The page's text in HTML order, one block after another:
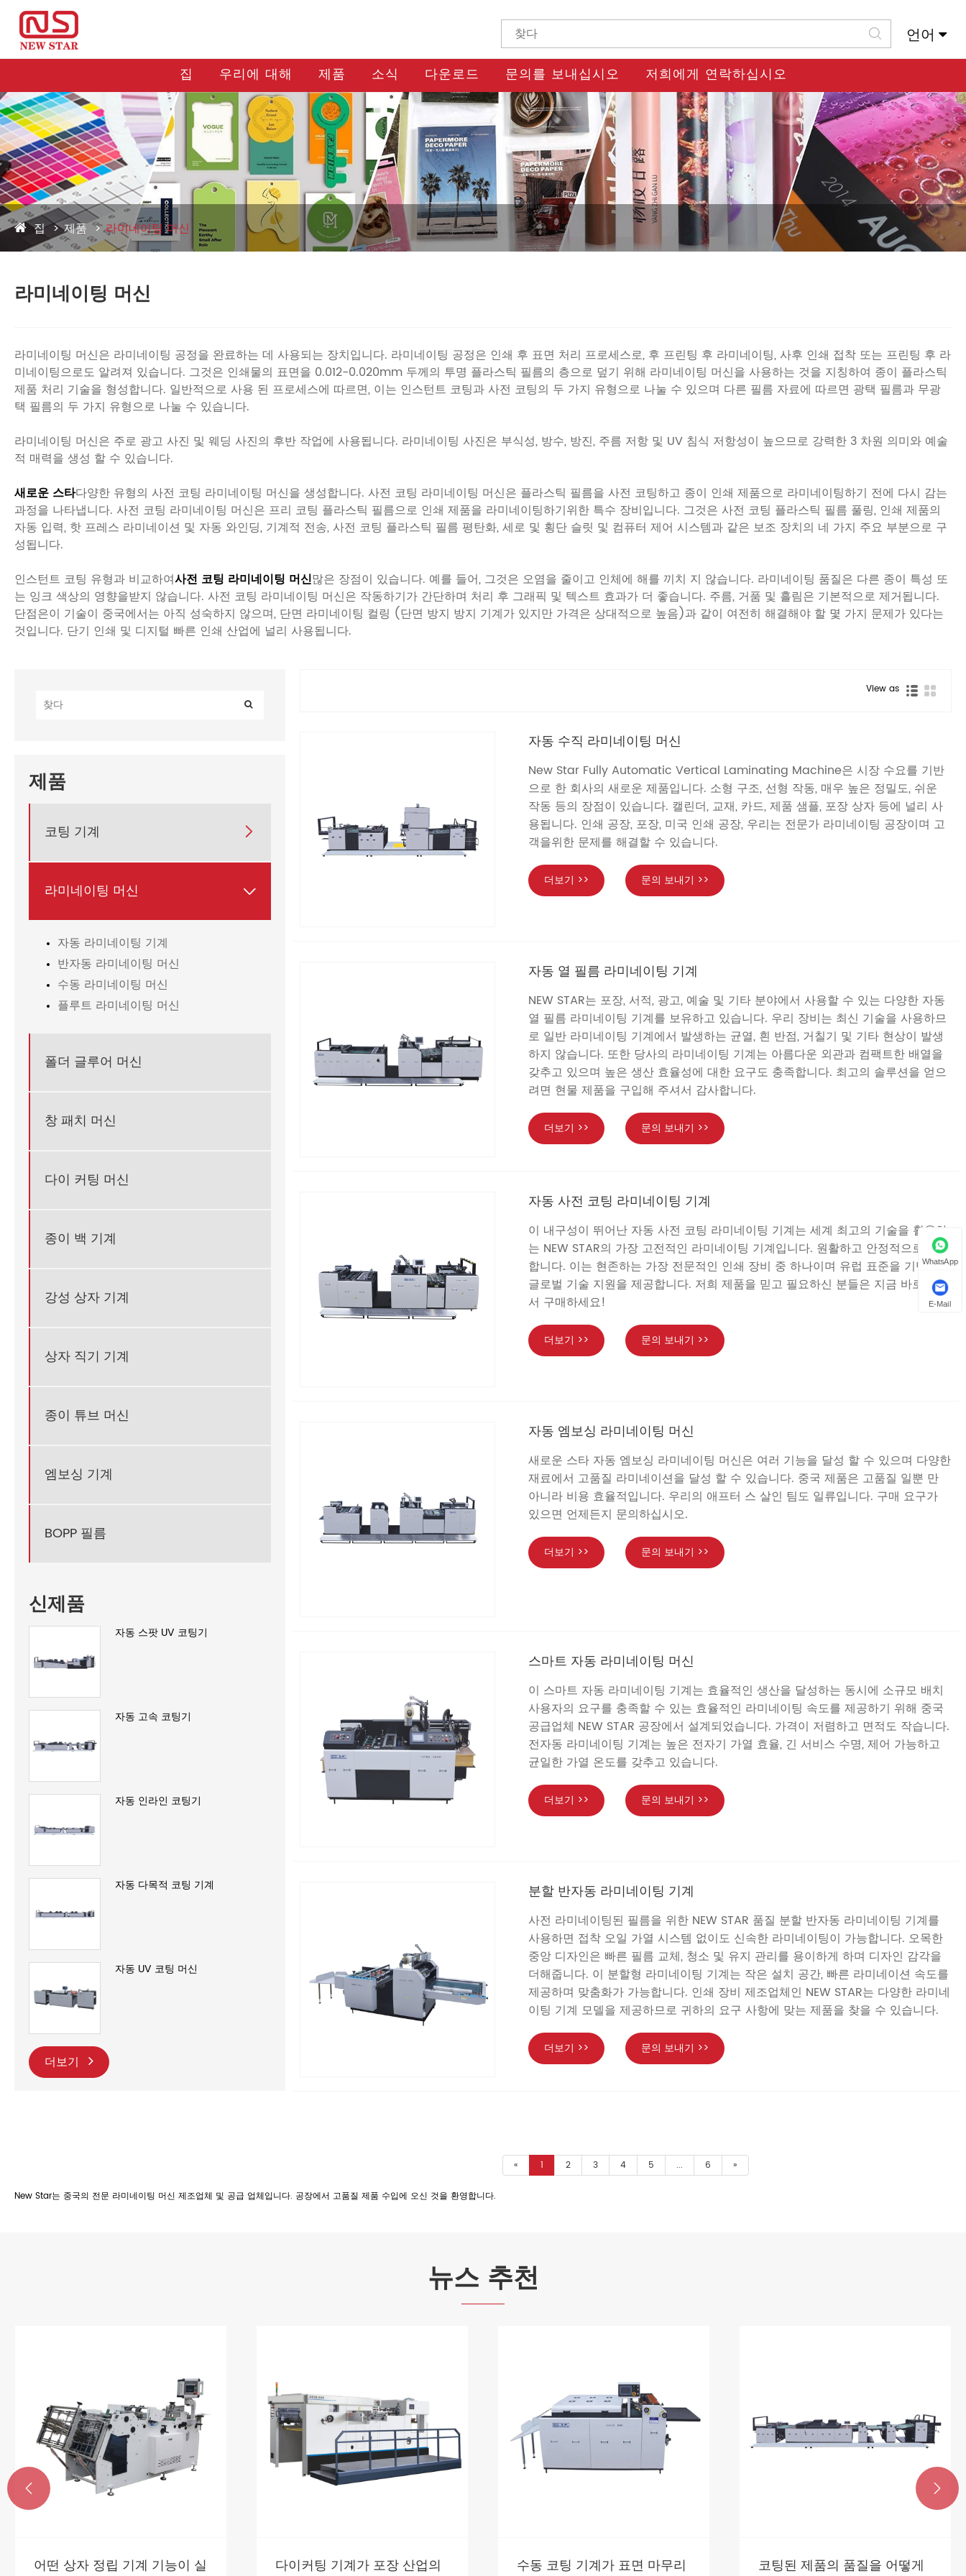
언어
집 우리에 대해 제품 소식 다운로드 문의를 보내십시오 저희에게 연락하십시오
집 제품 라미네이팅 머신
라미네이팅 머신
라미네이팅 머신은 라미네이팅 공정을 완료하는 데 사용되는 장치입니다. 라미네이팅 공정은 인쇄 후 표면 처리 프로세스로, 후 프린팅 후 라미네이팅, 사후 인쇄 접착 또는 프린팅 후 라
미네이팅으로도 알려져 있습니다. 그것은 인쇄물의 표면을 0.012-0.020mm 두께의 투명 플라스틱 필름의 층으로 덮기 위해 라미네이팅 머신을 사용하는 것을 지칭하여 종이 플라스틱
제품 처리 기술을 형성합니다. 일반적으로 사용 된 프로세스에 따르면, 이는 인스턴트 코팅과 사전 코팅의 두 가지 유형으로 나눌 수 있으며 다른 필름 자료에 따르면 광택 필름과 무광
택 필름의 두 가지 유형으로 나눌 수 있습니다.
라미네이팅 머신은 주로 광고 사진 및 웨딩 사진의 후반 작업에 사용됩니다. 라미네이팅 사진은 부식성, 방수, 방진, 주름 저항 및 UV 침식 저항성이 높으므로 강력한 3 차원 의미와 예술
적 매력을 생성 할 수 있습니다.
새로운 스타다양한 유형의 사전 코팅 라미네이팅 머신을 생성합니다. 사전 코팅 라미네이팅 머신은 플라스틱 필름을 사전 코팅하고 종이 인쇄 제품으로 라미네이팅하기 전에 다시 감는
과정을 나타냅니다. 사전 코팅 라미네이팅 머신은 프리 코팅 플라스틱 필름으로 인쇄 제품을 라미네이팅하기위한 특수 장비입니다. 그것은 사전 코팅 플라스틱 필름 풀링, 인쇄 제품의
자동 입력, 핫 프레스 라미네이션 및 자동 와인딩, 기계적 전송, 사전 코팅 플라스틱 필름 평탄화, 세로 및 횡단 슬릿 및 컴퓨터 제어 시스템과 같은 보조 장치의 네 가지 주요 부분으로 구
성됩니다.
인스턴트 코팅 유형과 비교하여사전 코팅 라미네이팅 머신많은 장점이 있습니다. 예를 들어, 그것은 오염을 줄이고 인체에 해를 끼치 지 않습니다. 라미네이팅 품질은 다른 종이 특성 또
는 잉크 색상의 영향을받지 않습니다. 사전 코팅 라미네이팅 머신은 작동하기가 간단하며 처리 후 그래픽 및 텍스트 효과가 더 좋습니다. 주름, 거품 및 흘림은 기본적으로 제거됩니다.
단점은이 기술이 중국에서는 아직 성숙하지 않으며, 단면 라미네이팅 컬링 (단면 방지 방지 기계가 있지만 가격은 상대적으로 높음)과 같이 여전히 해결해야 할 몇 가지 문제가 있다는
것입니다. 단기 인쇄 및 디지털 빠른 인쇄 산업에 널리 사용됩니다.
제품
코팅 기계 
라미네이팅 머신 
자동 라미네이팅 기계
반자동 라미네이팅 머신
수동 라미네이팅 머신
플루트 라미네이팅 머신
폴더 글루어 머신
창 패치 머신
다이 커팅 머신
종이 백 기계
강성 상자 기계
상자 직기 기계
종이 튜브 머신
엠보싱 기계
BOPP 필름
신제품
자동 스팟 UV 코팅기
자동 고속 코팅기
자동 인라인 코팅기
자동 다목적 코팅 기계
자동 UV 코팅 머신
더보기
View as
자동 수직 라미네이팅 머신
New Star Fully Automatic Vertical Laminating Machine은 시장 수요를 기반
으로 한 회사의 새로운 제품입니다. 소형 구조, 선형 작동, 매우 높은 정밀도, 쉬운
작동 등의 장점이 있습니다. 캘린더, 교재, 카드, 제품 샘플, 포장 상자 등에 널리 사
용됩니다. 인쇄 공장, 포장, 미국 인쇄 공장, 우리는 전문가 라미네이팅 공장이며 고
객을위한 문제를 해결할 수 있습니다.
더보기 >> 문의 보내기 >>
자동 열 필름 라미네이팅 기계
NEW STAR는 포장, 서적, 광고, 예술 및 기타 분야에서 사용할 수 있는 다양한 자동
열 필름 라미네이팅 기계를 보유하고 있습니다. 우리 장비는 최신 기술을 사용하므
로 일반 라미네이팅 기계에서 발생하는 균열, 흰 반점, 거칠기 및 기타 현상이 발생
하지 않습니다. 또한 당사의 라미네이팅 기계는 아름다운 외관과 컴팩트한 배열을
갖추고 있으며 높은 생산 효율성에 대한 요구도 충족합니다. 최고의 솔루션을 얻으
려면 현물 제품을 구입해 주셔서 감사합니다.
더보기 >> 문의 보내기 >>
자동 사전 코팅 라미네이팅 기계
이 내구성이 뛰어난 자동 사전 코팅 라미네이팅 기계는 세계 최고의 기술을 활용하
는 NEW STAR의 가장 고전적인 라미네이팅 기계입니다. 원활하고 안정적으로 작동
합니다. 이는 현존하는 가장 전문적인 인쇄 장비 중 하나이며 유럽 표준을 기반으로
글로벌 기술 지원을 제공합니다. 저희 제품을 믿고 필요하신 분들은 지금 바로 오셔
서 구매하세요!
더보기 >> 문의 보내기 >>
자동 엠보싱 라미네이팅 머신
새로운 스타 자동 엠보싱 라미네이팅 머신은 여러 기능을 달성 할 수 있으며 다양한
재료에서 고품질 라미네이션을 달성 할 수 있습니다. 중국 제품은 고품질 일뿐 만
아니라 비용 효율적입니다. 우리의 애프터 스 살인 팀도 일류입니다. 구매 요구가
있으면 언제든지 문의하십시오.
더보기 >> 문의 보내기 >>
스마트 자동 라미네이팅 머신
이 스마트 자동 라미네이팅 기계는 효율적인 생산을 달성하는 동시에 소규모 배치
사용자의 요구를 충족할 수 있는 효율적인 라미네이팅 속도를 제공하기 위해 중국
공급업체 NEW STAR 공장에서 설계되었습니다. 가격이 저렴하고 면적도 작습니다.
전자동 라미네이팅 기계는 높은 전자기 가열 효율, 긴 서비스 수명, 제어 가능하고
균일한 가열 온도를 갖추고 있습니다.
더보기 >> 문의 보내기 >>
분할 반자동 라미네이팅 기계
사전 라미네이팅된 필름을 위한 NEW STAR 품질 분할 반자동 라미네이팅 기계를
사용하면 접착 오일 가열 시스템 없이도 신속한 라미네이팅이 가능합니다. 오목한
중앙 디자인은 빠른 필름 교체, 청소 및 유지 관리를 용이하게 하며 디자인 감각을
더해줍니다. 이 분할형 라미네이팅 기계는 작은 설치 공간, 빠른 라미네이션 속도를
제공하며 맞춤화가 가능합니다. 인쇄 장비 제조업체인 NEW STAR는 다양한 라미네
이팅 기계 모델을 제공하므로 귀하의 요구 사항에 맞는 제품을 찾을 수 있습니다.
더보기 >> 문의 보내기 >>
« 1 2 3 4 5 ... 6 »
New Star는 중국의 전문 라미네이팅 머신 제조업체 및 공급 업체입니다. 공장에서 고품질 제품 수입에 오신 것을 환영합니다.
뉴스 추천
어떤 상자 정립 기계 기능이 실
다이커팅 기계가 포장 산업의
수동 코팅 기계가 표면 마무리
코팅된 제품의 품질을 어떻게
 
WhatsApp
E-Mail